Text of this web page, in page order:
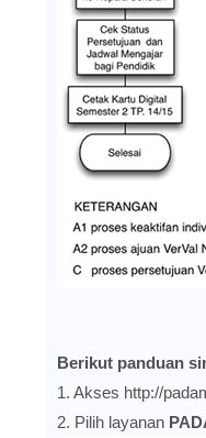
Berikut panduan
1. Akses http://
2. Pilih layanan